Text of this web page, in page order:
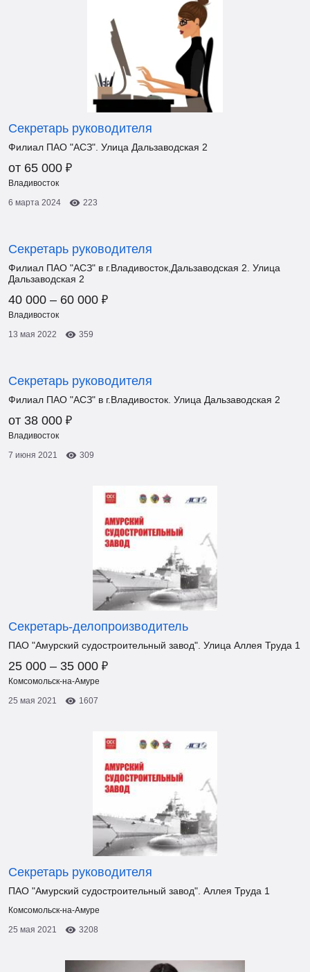
Секретарь руководителя
Филиал ПАО "АСЗ". Улица Дальзаводская 2
от 65 000 ₽
Владивосток
6 марта 2024
223
Секретарь руководителя
Филиал ПАО "АСЗ" в г.Владивосток,Дальзаводская 2. Улица
Дальзаводская 2
40 000 – 60 000 ₽
Владивосток
13 мая 2022
359
Секретарь руководителя
Филиал ПАО "АСЗ" в г.Владивосток. Улица Дальзаводская 2
от 38 000 ₽
Владивосток
7 июня 2021
309
Секретарь-делопроизводитель
ПАО "Амурский судостроительный завод". Улица Аллея Труда 1
25 000 – 35 000 ₽
Комсомольск-на-Амуре
25 мая 2021
1607
Секретарь руководителя
ПАО "Амурский судостроительный завод". Аллея Труда 1
Комсомольск-на-Амуре
25 мая 2021
3208